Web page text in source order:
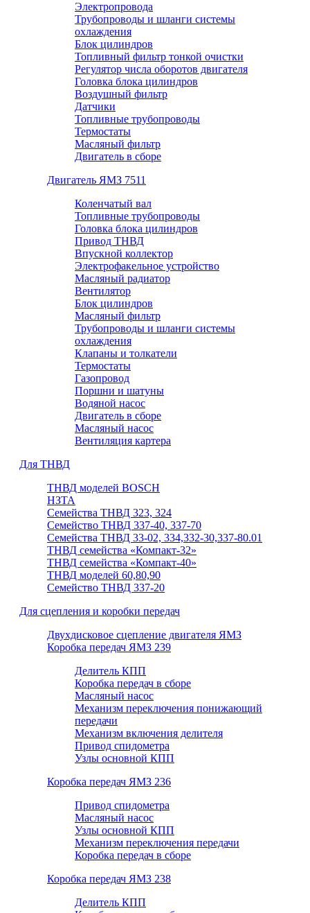
Электропровода
Трубопроводы и шланги системы
охлаждения
Блок цилиндров
Топливный фильтр тонкой очистки
Регулятор числа оборотов двигателя
Головка блока цилиндров
Воздушный фильтр
Датчики
Топливные трубопроводы
Термостаты
Масляный фильтр
Двигатель в сборе
Двигатель ЯМЗ 7511
Коленчатый вал
Топливные трубопроводы
Головка блока цилиндров
Привод ТНВД
Впускной коллектор
Электрофакельное устройство
Масляный радиатор
Вентилятор
Блок цилиндров
Масляный фильтр
Трубопроводы и шланги системы
охлаждения
Клапаны и толкатели
Термостаты
Газопровод
Поршни и шатуны
Водяной насос
Двигатель в сборе
Масляный насос
Вентиляция картера
Для ТНВД
ТНВД моделей BOSCH
НЗТА
Семейства ТНВД 323, 324
Семейство ТНВД 337-40, 337-70
Семейства ТНВД 33-02, 334,332-30,337-80.01
ТНВД семейства «Компакт-32»
ТНВД семейства «Компакт-40»
ТНВД моделей 60,80,90
Семейство ТНВД 337-20
Для сцепления и коробки передач
Двухдисковое сцепление двигателя ЯМЗ
Коробка передач ЯМЗ 239
Делитель КПП
Коробка передач в сборе
Масляный насос
Механизм переключения понижающий
передачи
Механизм включения делителя
Привод спидометра
Узлы основной КПП
Коробка передач ЯМЗ 236
Привод спидометра
Масляный насос
Узлы основной КПП
Механизм переключения передачи
Коробка передач в сборе
Коробка передач ЯМЗ 238
Делитель КПП